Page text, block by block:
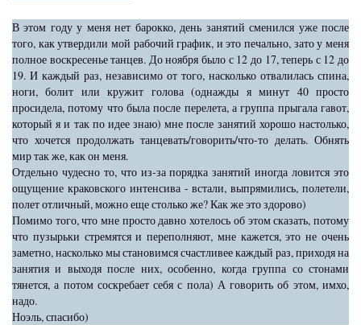
В этом году у меня нет барокко, день занятий сменился уже после
того, как утвердили мой рабочий график, и это печально, зато у меня
полное воскресенье танцев. До ноября было с 12 до 17, теперь с 12 до
19. И каждый раз, независимо от того, насколько отвалилась спина,
ноги, болит или кружит голова (однажды я минут 40 просто
просидела, потому что была после перелета, а группа прыгала гавот,
который я и так по идее знаю) мне после занятий хорошо настолько,
что хочется продолжать танцевать/говорить/что-то делать. Обнять
мир так же, как он меня.
Отдельно чудесно то, что из-за порядка занятий иногда ловится это
ощущение краковского интенсива - встали, выпрямились, полетели,
полет отличный, можно еще столько же? Как же это здорово)
Помимо того, что мне просто давно хотелось об этом сказать, потому
что пузырьки стремятся и переполняют, мне кажется, это не очень
заметно, насколько мы становимся счастливее каждый раз, приходя на
занятия и выходя после них, особенно, когда группа со стонами
тянется, а потом соскребает себя с пола) А говорить об этом, имхо,
надо.
Ноэль, спасибо)